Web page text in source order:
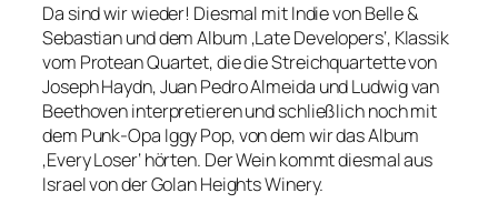
Da sind wir wieder! Diesmal mit Indie von Belle &
Sebastian und dem Album ‚Late Developers‘, Klassik
vom Protean Quartet, die die Streichquartette von
Joseph Haydn, Juan Pedro Almeida und Ludwig van
Beethoven interpretieren und schließlich noch mit
dem Punk-Opa Iggy Pop, von dem wir das Album
‚Every Loser‘ hörten. Der Wein kommt diesmal aus
Israel von der Golan Heights Winery.